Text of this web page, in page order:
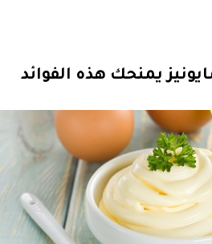
يمنحك هذه الفوائد